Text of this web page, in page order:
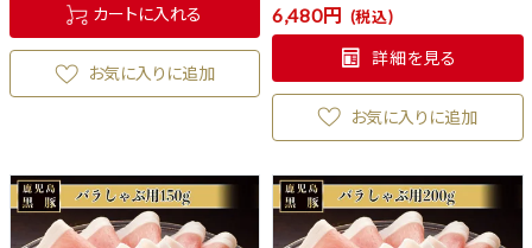
カートに入れる
お気に入りに追加
6,480 税込
詳細を見る
お気に入りに追加